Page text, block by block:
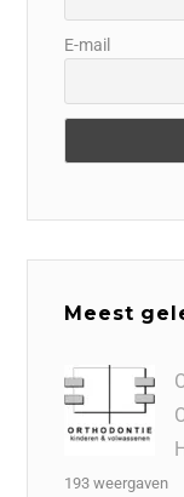
E-mail
Meest
193 weergaven